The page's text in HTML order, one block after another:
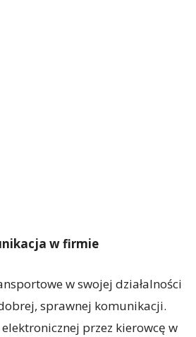
w firmie
w swojej działalności
sprawnej komunikacji.
przez kierowcę w